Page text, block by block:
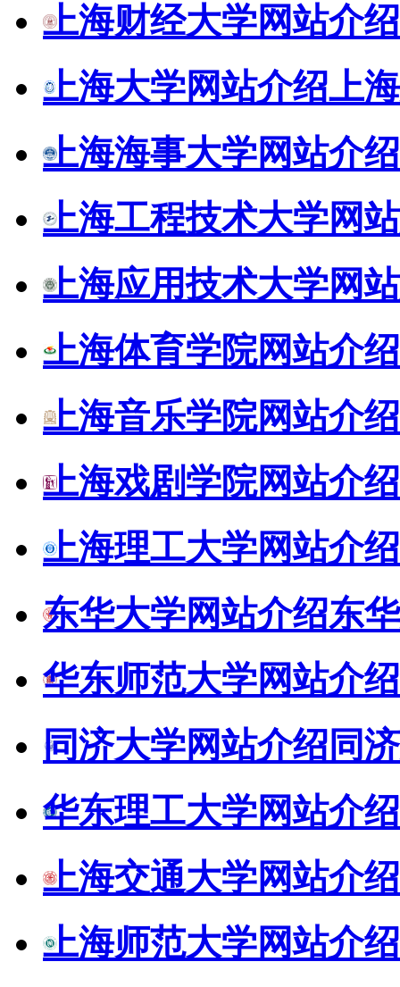
上海财经大学网站介绍
上海大学网站介绍上
上海海事大学网站介绍
上海工程技术大学网
上海应用技术大学网
上海体育学院网站介绍
上海音乐学院网站介绍
上海戏剧学院网站介绍
上海理工大学网站介绍
东华大学网站介绍东
华东师范大学网站介绍
同济大学网站介绍 同
华东理工大学网站介绍
上海交通大学网站介绍
上海师范大学网站介绍